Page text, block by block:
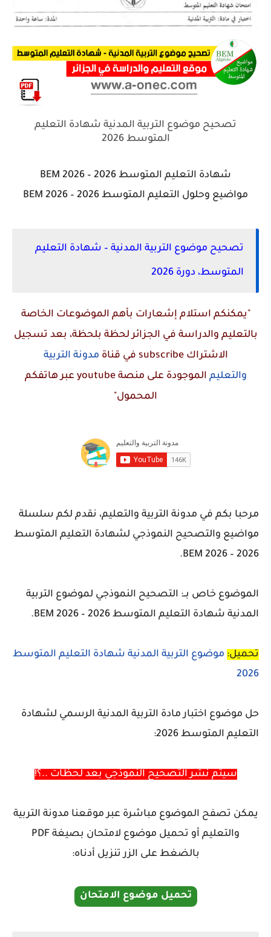
تصحيح موضوع التربية المدنية شهادة التعليم
المتوسط 2026
شهادة التعليم المتوسط 2026 – BEM 2026
مواضيع وحلول التعليم المتوسط 2026 – BEM 2026
تصحيح موضوع التربية المدنية – شهادة التعليم
المتوسط، دورة 2026
"يمكنكم استلام إشعارات بأهم الموضوعات الخاصة
بالتعليم والدراسة في الجزائر لحظة بلحظة، بعد تسجيل
الاشتراكsubscribe في قناة مدونة التربية
والتعليم الموجودة على منصةyoutube عبر هاتفكم
المحمول"
مرحبا بكم في مدونة التربية والتعليم، نقدم لكم سلسلة
مواضيع والتصحيح النموذجي لشهادة التعليم المتوسط
2026 – BEM 2026.
الموضوع خاص بــ: التصحيح النموذجي لموضوع التربية
المدنية شهادة التعليم المتوسط 2026 – BEM 2026.
تحميل: موضوع التربية المدنية شهادة التعليم المتوسط
2026
حل موضوع اختبار مادة التربية المدنية الرسمي لشهادة
التعليم المتوسط 2026:
سيتم نشر التصحيح النموذجي بعد لحظات ..؟!
يمكن تصفح الموضوع مباشرة عبر موقعنا مدونة التربية
والتعليم أو تحميل موضوع لامتحان بصيغة PDF
بالضغط على الزر تنزيل أدناه:
تحميل موضوع الامتحان